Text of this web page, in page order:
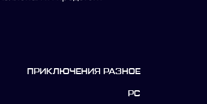
ПРИКЛЮЧЕНИЯ РАЗНОЕ
PC